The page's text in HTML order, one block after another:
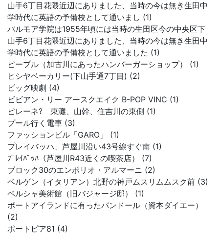
山手6丁目花隈近辺にありました、当時の今は無き生田中
学時代に英語の予備校として通いまし (1)
パルモア学院は1955年頃には当時の生田区今の中央区下
山手6丁目花隈近辺にありました、当時の今は無き生田中
学時代に英語の予備校として通いました (1)
ピープル（加古川にあったハンバーガーショップ） (1)
ヒシヤベーカリー(下山手通7丁目) (2)
ビッグ映劇 (4)
ビビアン・リー アースクエイク B-POP VINC (1)
ピレーネ? 東灘、山幹、住吉川の東側 (1)
プール行く電車 (3)
ファッションビル「GARO」 (1)
プレイバッハ、芦屋川沿い43号線すぐ南 (1)
ﾌﾟﾚｲﾊﾞｯﾊ（芦屋川R43近くの喫茶店） (7)
ブロック30のエンポリオ・アルマーニ (2)
ベルゲン（イタリアン）北野の神戸ムスリムムスク前 (3)
ペルシャ美術館（旧バジャージ邸） (1)
ポートアイランドに有ったバンドール（資本ダイエー）
(2)
ポートピア81 (4)